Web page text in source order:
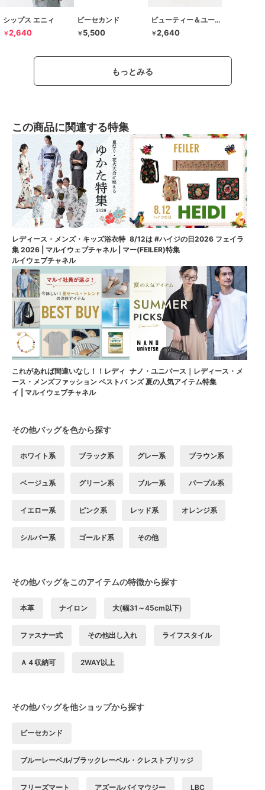
シップス エニィ
￥2,640
ビーセカンド
￥ 5,500
ビューティー＆ユース ユナイテッドアローズ
￥2,640
もっとみる
この商品に関連する特集
レディース・メンズ・キッズ浴衣特
集 2026 | マルイウェブチャネル | マ
ルイウェブチャネル
8/12は #ハイジの日2026 フェイラ
ー(FEILER)特集
これがあれば間違いなし！！レディ
ース・メンズファッション ベストバ
イ | マルイウェブチャネル
ナノ・ユニバース｜レディース・メ
ンズ 夏の人気アイテム特集
その他バッグを色から探す
ホワイト系 ブラック系 グレー系 ブラウン系
ベージュ系 グリーン系 ブルー系 パープル系
イエロー系 ピンク系 レッド系 オレンジ系
シルバー系 ゴールド系 その他
その他バッグをこのアイテムの特徴から探す
本革 ナイロン 大(幅31～45cm以下)
ファスナー式 その他出し入れ ライフスタイル
Ａ４収納可 2WAY以上
その他バッグを他ショップから探す
ビーセカンド
ブルーレーベル/ブラックレーベル・クレストブリッジ
フリーズマート アズールバイマウジー LBC